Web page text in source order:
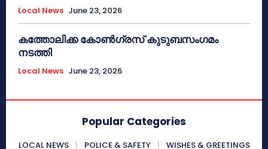
Local News June 23, 2026
കത്തോലിക്ക കോൺഗ്രസ് കുടുബസംഗമം
നടത്തി
Local News June 23, 2026
Popular Categories
LOCAL NEWS POLICE & SAFETY
WISHES & GREETINGS